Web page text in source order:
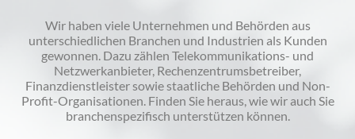
Wir haben viele Unternehmen und Behörden aus
unterschiedlichen Branchen und Industrien als Kunden
gewonnen. Dazu zählen Telekommunikations- und
Netzwerkanbieter, Rechenzentrumsbetreiber,
Finanzdienstleister sowie staatliche Behörden und Non-
Profit-Organisationen. Finden Sie heraus, wie wir auch Sie
branchenspezifisch unterstützen können.